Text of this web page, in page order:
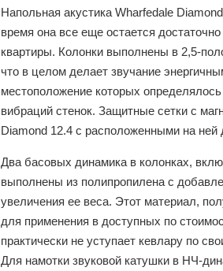
Напольная акустика Wharfedale
время она все еще остается
квартиры. Колонки выполнены в 2,5-
что в целом делает звучание
местоположение которых
вибраций стенок. Защитные сетки с
Diamond 12.4 с расположенными на ней
Два басовых динамика в колонках,
выполнены из полипропилена с
увеличения ее веса. Этот материал,
для применения в доступных по
практически не уступает кевлару по
Для намотки звуковой катушки в НЧ-